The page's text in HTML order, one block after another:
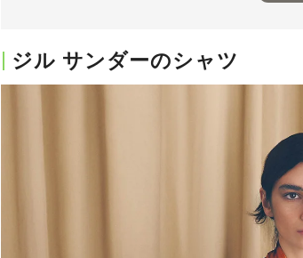
ジル サンダーのシャツ